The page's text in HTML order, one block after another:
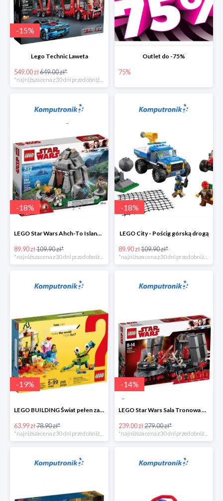
-15%
Lego Technic Laweta
549.00 zł649.00 zł*
*najniższa cena z 30 dni przed obniżką
Outlet do -75%
75%
-18%
LEGO Star Wars Ahch-To Island Training
89.90 zł109.90 zł*
-18%
LEGO City - Pościg górską drogą
89.90 zł109.90 zł*
-19%
LEGO BUILDING Świat pełen zabawy
63.99 zł78.90 zł*
*najniższa cena z 30 dni przed obniżką
-14%
LEGO Star Wars Sala Tronowa Snoke'a -39%
239.00 zł279.00 zł*
*najniższa cena z 30 dni przed obniżką